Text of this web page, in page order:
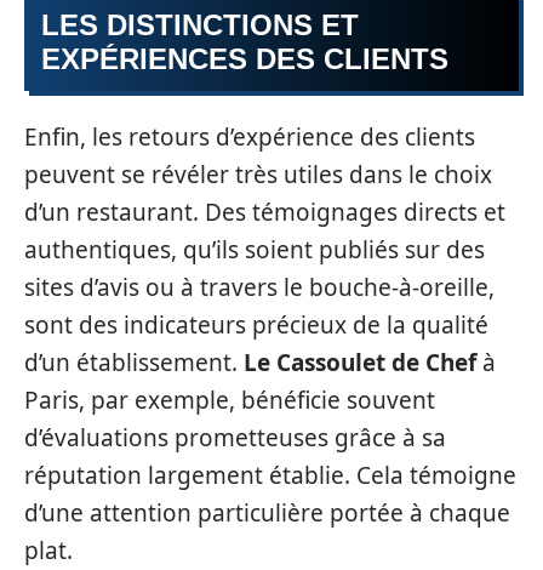
LES DISTINCTIONS ET
EXPÉRIENCES DES CLIENTS
Enfin, les retours d’expérience des clients
peuvent se révéler très utiles dans le choix
d’un restaurant. Des témoignages directs et
authentiques, qu’ils soient publiés sur des
sites d’avis ou à travers le bouche-à-oreille,
sont des indicateurs précieux de la qualité
d’un établissement. Le Cassoulet de Chefà
Paris, par exemple, bénéficie souvent
d’évaluations prometteuses grâce à sa
réputation largement établie. Cela témoigne
d’une attention particulière portée à chaque
plat.